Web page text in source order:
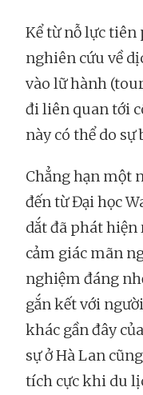
Kể từ nỗ lực tiên
nghiên cứu về
vào lữ hành
đi liên quan tới
này có thể do sự
Chẳng hạn một
đến từ Đại học
dắt đã phát hiện
cảm giác mãn
nghiệm đáng
gắn kết với
khác gần đây
sự ở Hà Lan
tích cực khi du